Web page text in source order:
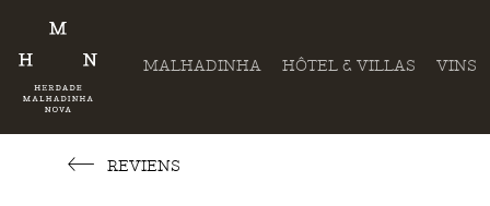
MALHADINHA HÔTEL & VILLAS VINS
REVIENS